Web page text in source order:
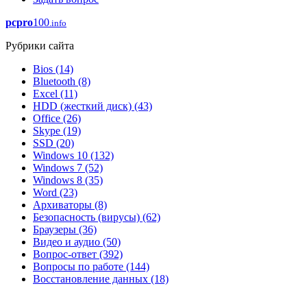
pcpro100.info
Рубрики сайта
Bios (14)
Bluetooth (8)
Excel (11)
HDD (жесткий диск) (43)
Office (26)
Skype (19)
SSD (20)
Windows 10 (132)
Windows 7 (52)
Windows 8 (35)
Word (23)
Архиваторы (8)
Безопасность (вирусы) (62)
Браузеры (36)
Видео и аудио (50)
Вопрос-ответ (392)
Вопросы по работе (144)
Восстановление данных (18)